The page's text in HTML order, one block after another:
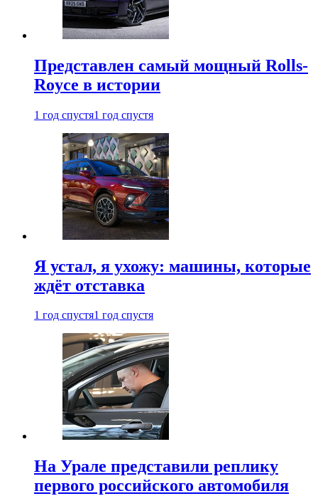
Представлен самый мощный Rolls-
Royce в истории
1 год спустя1 год спустя
Я устал, я ухожу: машины, которые
ждёт отставка
1 год спустя1 год спустя
На Урале представили реплику
первого российского автомобиля